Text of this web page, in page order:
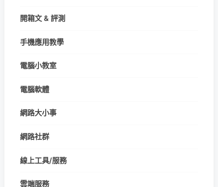
開箱文 & 評測
手機應用教學
電腦小教室
電腦軟體
網路大小事
網路社群
線上工具/服務
雲端服務